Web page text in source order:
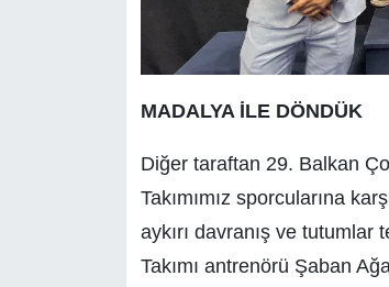
MADALYA İLE DÖNDÜK
Diğer taraftan 29. Balkan
Takımımız sporcularına
aykırı davranış ve tutumlar
Takımı antrenörü Şaban